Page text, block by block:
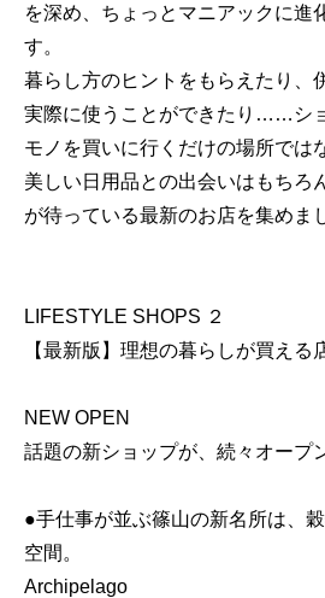
を深め、ちょっとマニアックに進
す。
暮らし方のヒントをもらえたり、
実際に使うことができたり……シ
モノを買いに行くだけの場所では
美しい日用品との出会いはもちろ
が待っている最新のお店を集めま
LIFESTYLE SHOPS ２
【最新版】理想の暮らしが買える
NEW OPEN
話題の新ショップが、続々オープ
●手仕事が並ぶ篠山の新名所は、
空間。
Archipelago